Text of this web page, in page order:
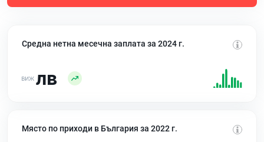
Средна нетна месечна заплата за 2024 г.
лв
Място по приходи в България за 2022 г.